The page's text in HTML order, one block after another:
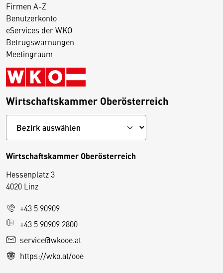
Firmen A-Z
Benutzerkonto
eServices der WKO
Betrugswarnungen
Meetingraum
Wirtschaftskammer Oberösterreich
Wirtschaftskammer Oberösterreich
Hessenplatz 3
4020 Linz
+43 5 90909
+43 5 90909 2800
service@wkooe.at
https://wko.at/ooe
D
e
s